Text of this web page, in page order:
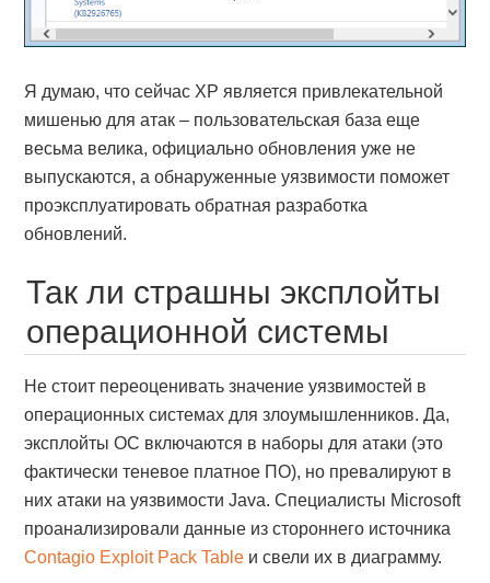
Я думаю, что сейчас XP является привлекательной
мишенью для атак – пользовательская база еще
весьма велика, официально обновления уже не
выпускаются, а обнаруженные уязвимости поможет
проэксплуатировать обратная разработка
обновлений.
Так ли страшны эксплойты
операционной системы
Не стоит переоценивать значение уязвимостей в
операционных системах для злоумышленников. Да,
эксплойты ОС включаются в наборы для атаки (это
фактически теневое платное ПО), но превалируют в
них атаки на уязвимости Java. Специалисты Microsoft
проанализировали данные из стороннего источника
Contagio Exploit Pack Table и свели их в диаграмму.